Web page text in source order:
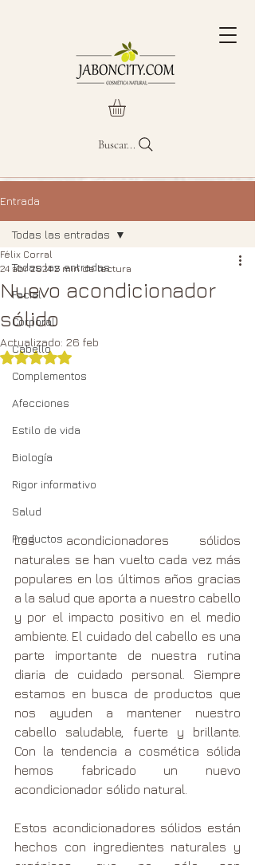
Buscar...
Entrada
Todas las entradas
Facial
Corporal
Cabello
Complementos
Afecciones
Estilo de vida
Biología
Rigor informativo
Salud
Productos
Todas las entradas
Nuevo acondicionador
sólido
Félix Corral
24 abr 2024 2 min de lectura
Actualizado: 26 feb
Obtuvo NaN de 5 estrellas.
Los acondicionadores sólidos
naturales se han vuelto cada vez más
populares en los últimos años gracias
a la salud que aporta a nuestro cabello
y por el impacto positivo en el medio
ambiente. El cuidado del cabello es una
parte importante de nuestra rutina
diaria de cuidado personal. Siempre
estamos en busca de productos que
nos ayuden a mantener nuestro
cabello saludable, fuerte y brillante.
Con la tendencia a cosmética sólida
hemos fabricado un nuevo
acondicionador sólido natural.
Estos acondicionadores sólidos están
hechos con ingredientes naturales y